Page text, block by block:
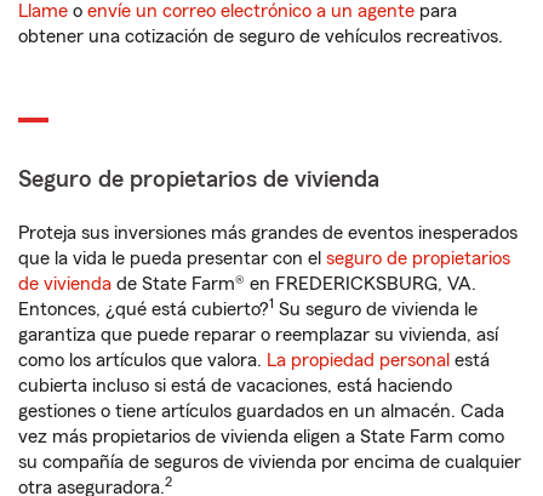
Llame o envíe un correo electrónico a un agente para
obtener una cotización de seguro de vehículos recreativos.
Seguro de propietarios de vivienda
Proteja sus inversiones más grandes de eventos inesperados
que la vida le pueda presentar con el seguro de propietarios
de vivienda de State Farm® en FREDERICKSBURG, VA.
Entonces, ¿qué está cubierto?1 Su seguro de vivienda le
garantiza que puede reparar o reemplazar su vivienda, así
como los artículos que valora. La propiedad personal está
cubierta incluso si está de vacaciones, está haciendo
gestiones o tiene artículos guardados en un almacén. Cada
vez más propietarios de vivienda eligen a State Farm como
su compañía de seguros de vivienda por encima de cualquier
otra aseguradora.2